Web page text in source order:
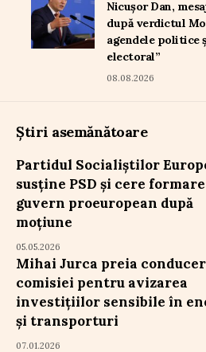
Nicușor Dan,
după verdictul
agendele politice
electoral”
08.08.2026
Știri asemănătoare
Partidul Socialiștilor
susține PSD și cere
guvern proeuropean după
moțiune
05.05.2026
Mihai Jurca preia
comisiei pentru avizarea
investițiilor sensibile în
și transporturi
07.01.2026